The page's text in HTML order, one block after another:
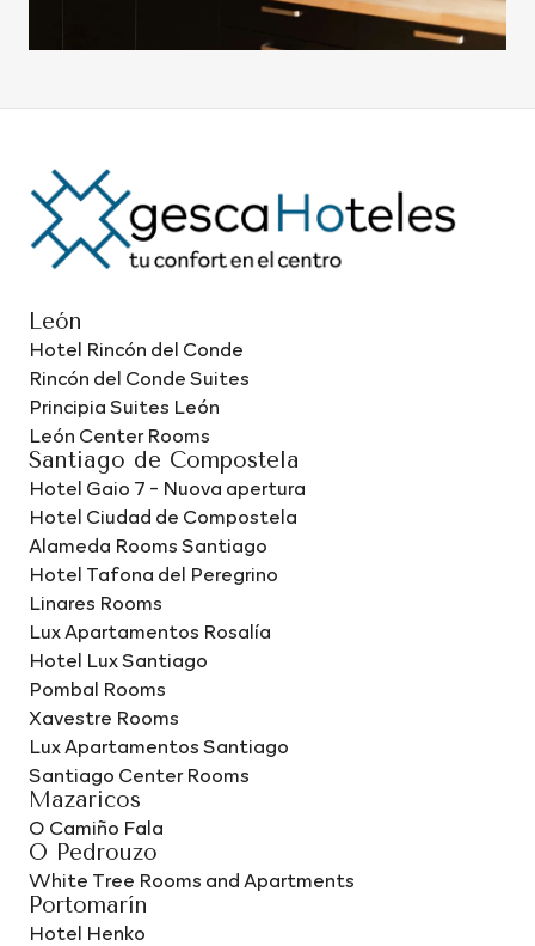
León
Hotel Rincón del Conde
Rincón del Conde Suites
Principia Suites León
León Center Rooms
Santiago de Compostela
Hotel Gaio 7 - Nuova apertura
Hotel Ciudad de Compostela
Alameda Rooms Santiago
Hotel Tafona del Peregrino
Linares Rooms
Lux Apartamentos Rosalía
Hotel Lux Santiago
Pombal Rooms
Xavestre Rooms
Lux Apartamentos Santiago
Santiago Center Rooms
Mazaricos
O Camiño Fala
O Pedrouzo
White Tree Rooms and Apartments
Portomarín
Hotel Henko